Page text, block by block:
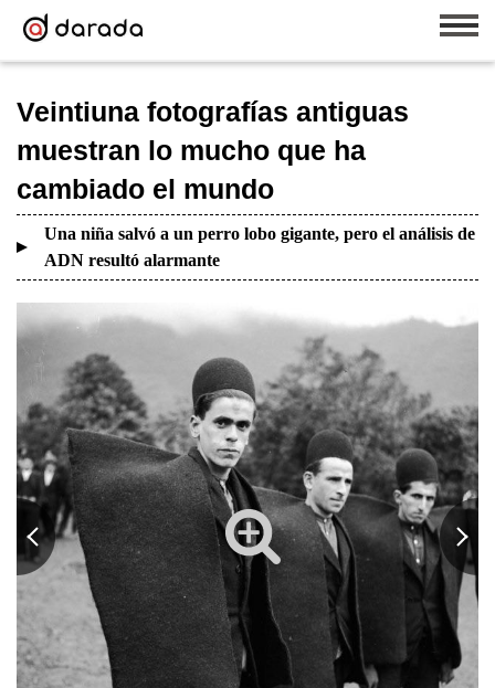
Veintiuna fotografías antiguas
muestran lo mucho que ha
cambiado el mundo
Una niña salvó a un perro lobo gigante, pero el análisis de
ADN resultó alarmante